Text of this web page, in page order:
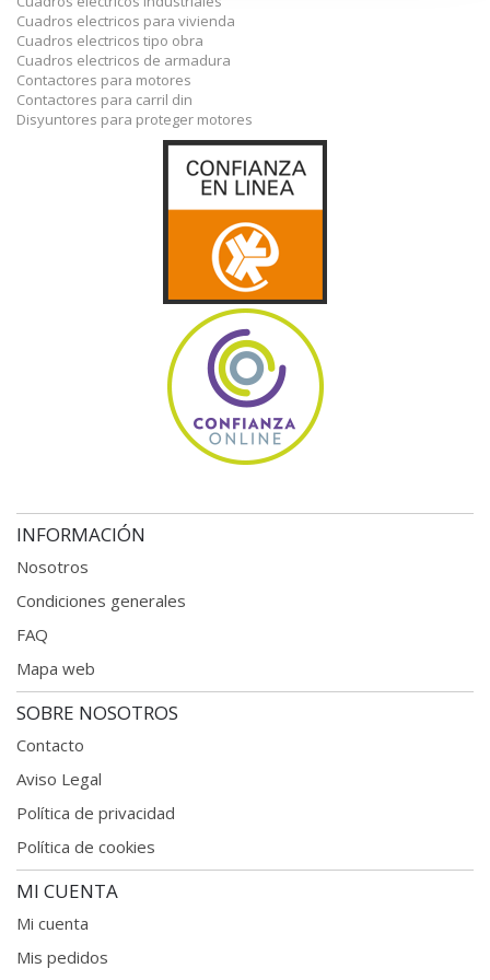
Cuadros electricos para vivienda
Cuadros electricos tipo obra
Cuadros electricos de armadura
Contactores para motores
Contactores para carril din
Disyuntores para proteger motores
INFORMACIÓN
Nosotros
Condiciones generales
FAQ
Mapa web
SOBRE NOSOTROS
Contacto
Aviso Legal
Política de privacidad
Política de cookies
MI CUENTA
Mi cuenta
Mis pedidos